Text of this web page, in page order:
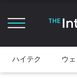
ハイテク ウ